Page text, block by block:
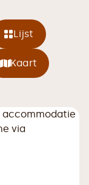
Lijst
Kaart